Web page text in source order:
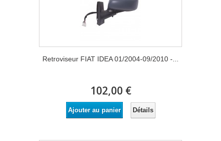
Retroviseur FIAT IDEA 01/2004-09/2010 -...
102,00 €
Ajouter au panier Détails